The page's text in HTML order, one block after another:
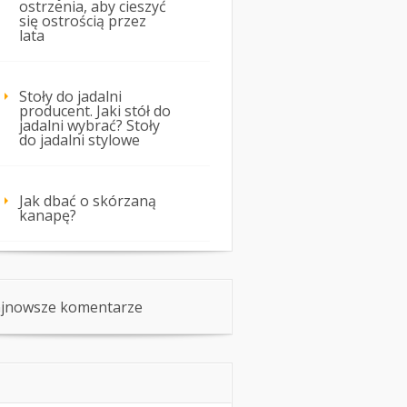
ostrzenia, aby cieszyć
się ostrością przez
lata
Stoły do jadalni
producent. Jaki stół do
jadalni wybrać? Stoły
do jadalni stylowe
Jak dbać o skórzaną
kanapę?
komentarze